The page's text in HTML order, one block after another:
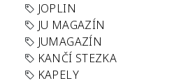
JOPLIN
JU MAGAZÍN
JUMAGAZÍN
KANČÍ STEZKA
KAPELY